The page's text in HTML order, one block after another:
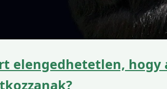
elengedhetetlen, hogy